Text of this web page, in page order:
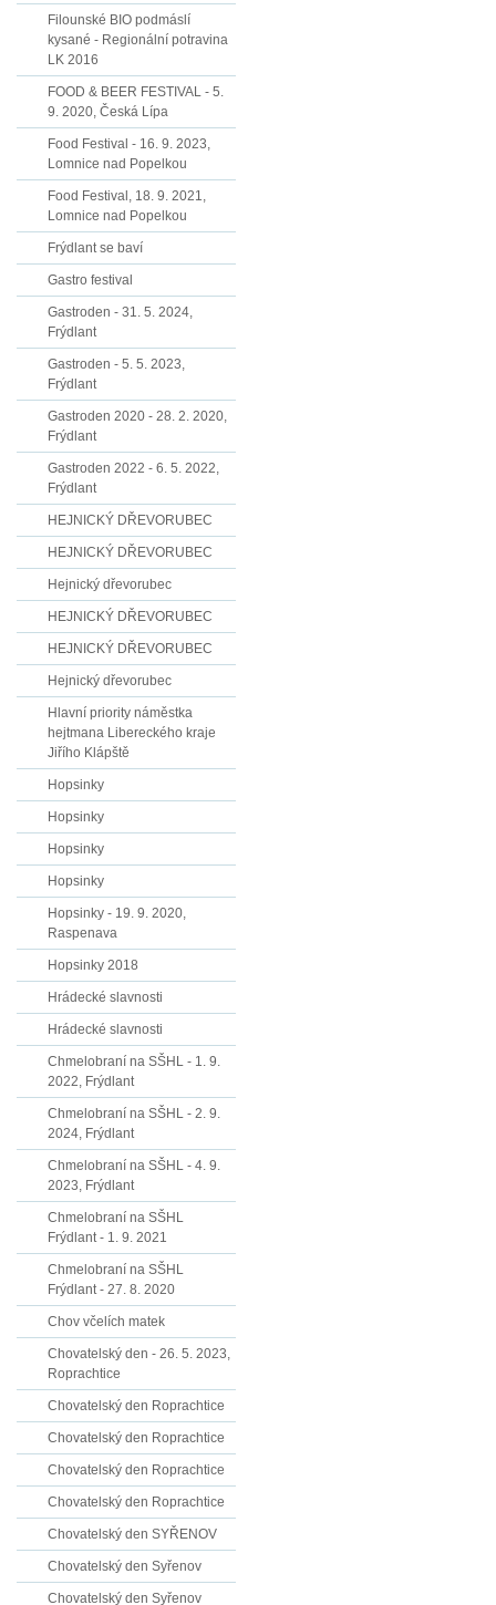
Filounské BIO podmáslí
kysané - Regionální potravina
LK 2016
FOOD & BEER FESTIVAL - 5.
9. 2020, Česká Lípa
Food Festival - 16. 9. 2023,
Lomnice nad Popelkou
Food Festival, 18. 9. 2021,
Lomnice nad Popelkou
Frýdlant se baví
Gastro festival
Gastroden - 31. 5. 2024,
Frýdlant
Gastroden - 5. 5. 2023,
Frýdlant
Gastroden 2020 - 28. 2. 2020,
Frýdlant
Gastroden 2022 - 6. 5. 2022,
Frýdlant
HEJNICKÝ DŘEVORUBEC
HEJNICKÝ DŘEVORUBEC
Hejnický dřevorubec
HEJNICKÝ DŘEVORUBEC
HEJNICKÝ DŘEVORUBEC
Hejnický dřevorubec
Hlavní priority náměstka
hejtmana Libereckého kraje
Jiřího Klápště
Hopsinky
Hopsinky
Hopsinky
Hopsinky
Hopsinky - 19. 9. 2020,
Raspenava
Hopsinky 2018
Hrádecké slavnosti
Hrádecké slavnosti
Chmelobraní na SŠHL - 1. 9.
2022, Frýdlant
Chmelobraní na SŠHL - 2. 9.
2024, Frýdlant
Chmelobraní na SŠHL - 4. 9.
2023, Frýdlant
Chmelobraní na SŠHL
Frýdlant - 1. 9. 2021
Chmelobraní na SŠHL
Frýdlant - 27. 8. 2020
Chov včelích matek
Chovatelský den - 26. 5. 2023,
Roprachtice
Chovatelský den Roprachtice
Chovatelský den Roprachtice
Chovatelský den Roprachtice
Chovatelský den Roprachtice
Chovatelský den SYŘENOV
Chovatelský den Syřenov
Chovatelský den Syřenov